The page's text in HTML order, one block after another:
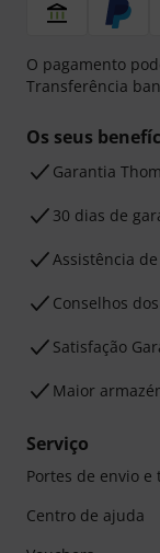
O pagamento
Transferência
Os seus
Garantia
30 dias de
Assistência
Conselhos
Satisfação
Maior
Serviço
Portes de envio
Centro de ajuda